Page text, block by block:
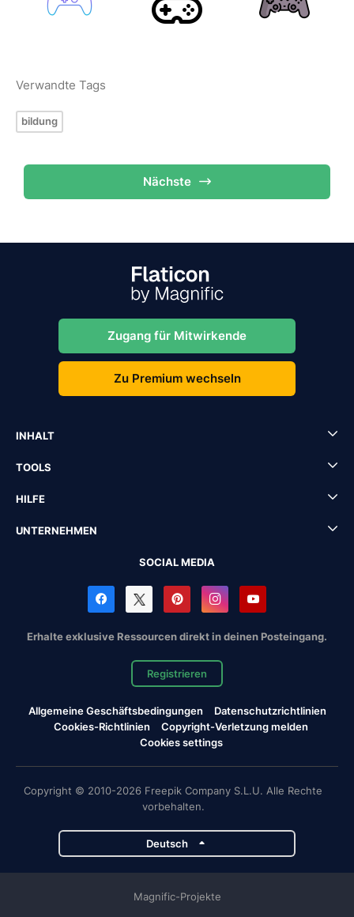
Verwandte Tags
bildung
Nächste
Zugang für Mitwirkende
Zu Premium wechseln
INHALT
TOOLS
HILFE
UNTERNEHMEN
SOCIAL MEDIA
Erhalte exklusive Ressourcen direkt in deinen Posteingang.
Registrieren
Allgemeine Geschäftsbedingungen
Datenschutzrichtlinien
Cookies-Richtlinien
Copyright-Verletzung melden
Cookies settings
Copyright © 2010-2026 Freepik Company S.L.U. Alle Rechte
vorbehalten.
Deutsch
Magnific-Projekte